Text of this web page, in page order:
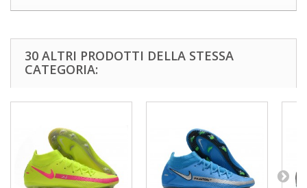
30 ALTRI PRODOTTI DELLA STESSA
CATEGORIA: